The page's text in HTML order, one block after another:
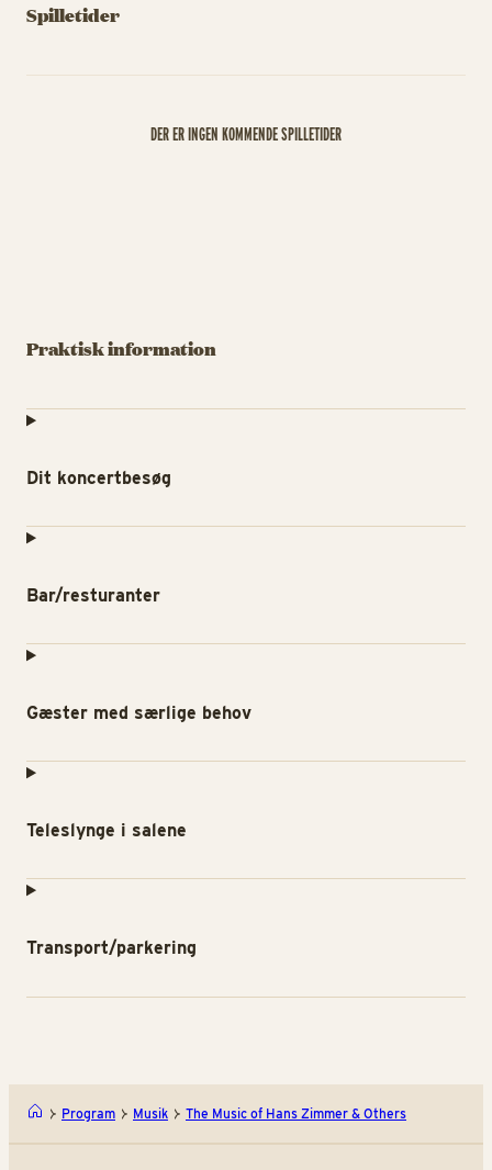
Spilletider
DER ER INGEN KOMMENDE SPILLETIDER
Praktisk information
Dit koncertbesøg
Bar/resturanter
Gæster med særlige behov
Teleslynge i salene
Transport/parkering
Program Musik The Music of Hans Zimmer & Others